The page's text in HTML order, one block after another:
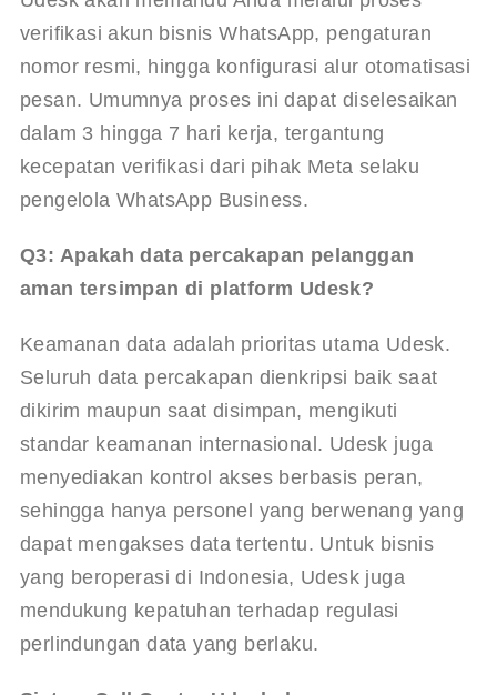
verifikasi akun bisnis WhatsApp, pengaturan
nomor resmi, hingga konfigurasi alur otomatisasi
pesan. Umumnya proses ini dapat diselesaikan
dalam 3 hingga 7 hari kerja, tergantung
kecepatan verifikasi dari pihak Meta selaku
pengelola WhatsApp Business.
Q3: Apakah data percakapan pelanggan
aman tersimpan di platform Udesk?
Keamanan data adalah prioritas utama Udesk.
Seluruh data percakapan dienkripsi baik saat
dikirim maupun saat disimpan, mengikuti
standar keamanan internasional. Udesk juga
menyediakan kontrol akses berbasis peran,
sehingga hanya personel yang berwenang yang
dapat mengakses data tertentu. Untuk bisnis
yang beroperasi di Indonesia, Udesk juga
mendukung kepatuhan terhadap regulasi
perlindungan data yang berlaku.